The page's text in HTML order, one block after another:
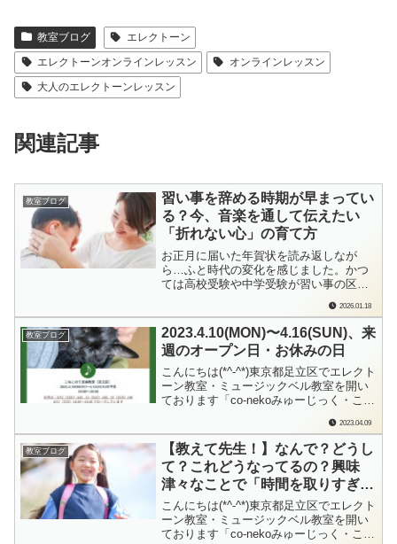
教室ブログ
エレクトーン
エレクトーンオンラインレッスン
オンラインレッスン
大人のエレクトーンレッスン
関連記事
教室ブログ
習い事を辞める時期が早まってい
る？今、音楽を通して伝えたい
「折れない心」の育て方
お正月に届いた年賀状を読み返しなが
ら…ふと時代の変化を感じました。かつ
ては高校受験や中学受験が習い事の区切
ピアノやエレクトーンを辞めてしまうお
子さんが多くなったな、と。その背景に
あるのは「間違えたくない」という子供
たちの繊細な心。本日は、幼少期にこそ
音楽教室で経験...
2026.01.18
教室ブログ
2023.4.10(MON)〜4.16(SUN)、来
週のオープン日・お休みの日
こんにちは(*^-^*)東京都足立区でエレクト
ーン教室・ミュージックベル教室を開い
ております「co-nekoみゅーじっく・こね
す。毎週日曜日に、来週の教室オープン
日、おやすみの日をお知らせしておりま
す。4/10（月）～4/16（日）までの教室
は…レッスンお休み：4/...
2023.04.09
教室ブログ
【教えて先生！】なんで？どうし
て？これどうなってるの？興味
津々なことで「時間を取りすぎな
い」方法
こんにちは(*^-^*)東京都足立区でエレクト
ーン教室・ミュージックベル教室を開い
ております「co-nekoみゅーじっく・こね